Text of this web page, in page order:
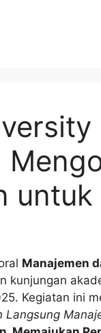
untuk
Manajemen
kunjungan
Kegiatan ini
Langsung